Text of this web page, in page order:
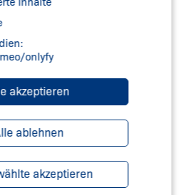
für Sie
onlyfy
akzeptieren
ablehnen
akzeptieren